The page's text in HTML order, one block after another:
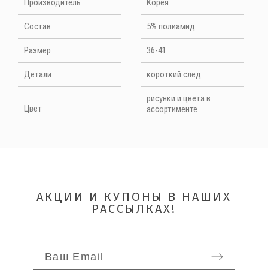
Производитель Корея
Cостав 5% полиамид
Размер 36-41
Детали короткий след
Цвет
рисунки и цвета в
ассортименте
НАПИШИТЕ ОТЗЫВ
ОТПРАВИТЬ
АКЦИИ И КУПОНЫ В НАШИХ
РАССЫЛКАХ!